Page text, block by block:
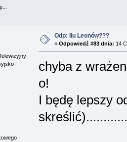
Odp: Ilu Leonów???
« Odpowiedź #83 dnia: 14
chyba z
o!
I będę lepszy